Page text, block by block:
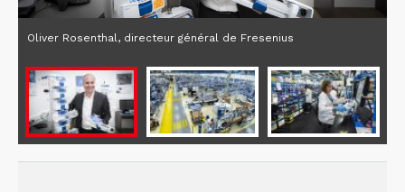
Oliver Rosenthal, directeur général de Fresenius